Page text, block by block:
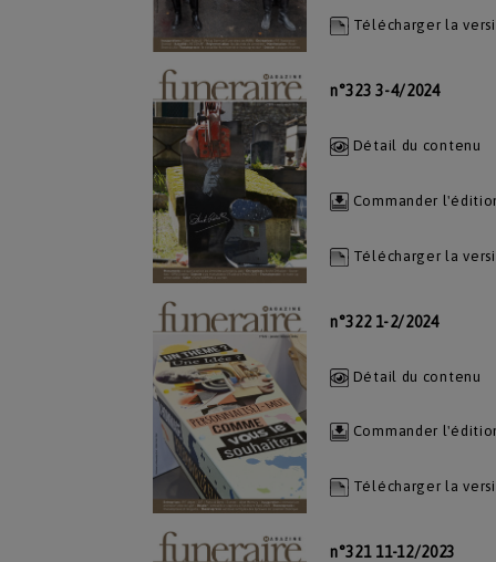
Télécharger la
n°323 3-4/2024
Détail du contenu
Commander
Télécharger la
n°322 1-2/2024
Détail du contenu
Commander
Télécharger la
n°321 11-12/2023